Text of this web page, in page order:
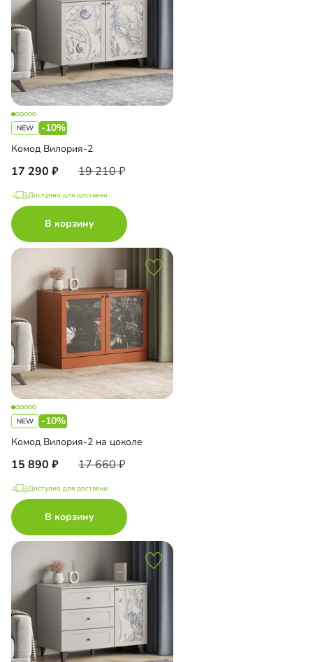
-10%
Комод Вилория-2
17 290 19 210
Доступно для доставки
В корзину
-10%
Комод Вилория-2 на цоколе
15 890 17 660
Доступно для доставки
В корзину